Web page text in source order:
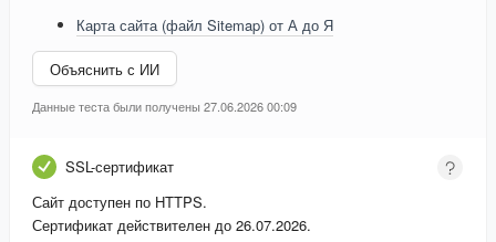
Карта сайта (файл Sitemap) от А до Я
Объяснить с ИИ
Данные теста были получены 27.06.2026 00:09
SSL-сертификат
Сайт доступен по HTTPS.
Сертификат действителен до 26.07.2026.